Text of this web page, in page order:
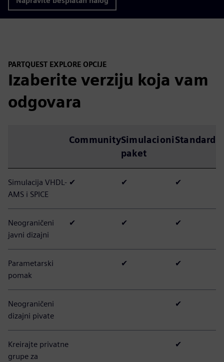
PARTQUEST EXPLORE OPCIJE
Izaberite verziju koja vam
odgovara
CommunitySimulacioni
paket
Standard
Simulacija VHDL-
AMS i SPICE
✔ ✔ ✔
Neograničeni
javni dizajni
✔ ✔ ✔
Parametarski
pomak
✔ ✔
Neograničeni
dizajni pivate
✔
Kreirajte privatne
grupe za
✔